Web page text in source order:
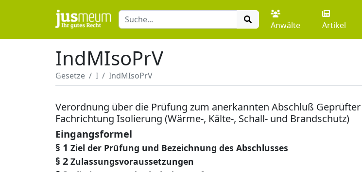
Anwälte Artikel
IndMIsoPrV
Gesetze I IndMIsoPrV
Verordnung über die Prüfung zum anerkannten Abschluß
Fachrichtung Isolierung (Wärme-, Kälte-, Schall- und Brandschutz)
Eingangsformel
§ 1 Ziel der Prüfung und Bezeichnung des Abschlusses
§ 2 Zulassungsvoraussetzungen